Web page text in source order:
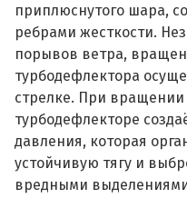
приплюснутого шара,
ребрами жесткости.
порывов ветра,
турбодефлектора
стрелке. При вращении
турбодефлекторе
давления, которая
устойчивую тягу и
вредными